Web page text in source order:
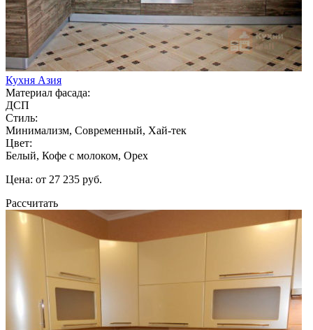
Кухня Азия
Материал фасада:
ДСП
Стиль:
Минимализм, Современный, Хай-тек
Цвет:
Белый, Кофе с молоком, Орех
Цена: от 27 235 руб.
Рассчитать